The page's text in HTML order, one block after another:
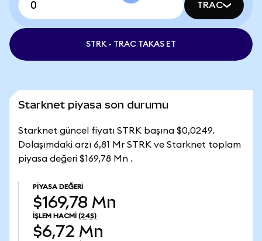
TRAC
STRK - TRAC TAKAS ET
Starknet piyasa son durumu
Starknet güncel fiyatı STRK başına $0,0249.
Dolaşımdaki arzı 6,81 Mr STRK ve Starknet toplam
piyasa değeri $169,78 Mn .
PIYASA DEĞERI
$169,78 Mn
İŞLEM HACMI (24S)
$6,72 Mn